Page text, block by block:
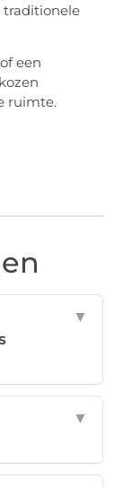
traditionele
een
ruimte.
▼
▼